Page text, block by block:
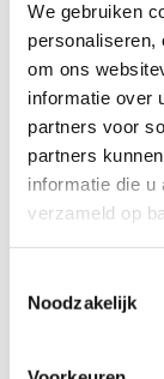
om ons
informatie over
partners voor
partners
informatie die u